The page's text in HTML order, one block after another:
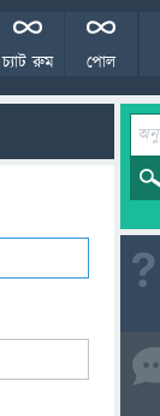
পোল
চ্যাট রুম